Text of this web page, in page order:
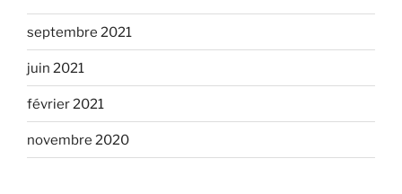
septembre 2021
juin 2021
février 2021
novembre 2020